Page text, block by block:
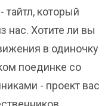
тайтл, который
нас. Хотите ли вы
в одиночку
поединке со
- проект вас